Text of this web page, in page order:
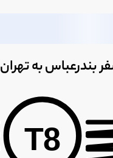
بندرعباس به تهران
T8